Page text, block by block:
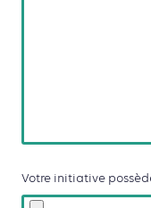
Votre initiative